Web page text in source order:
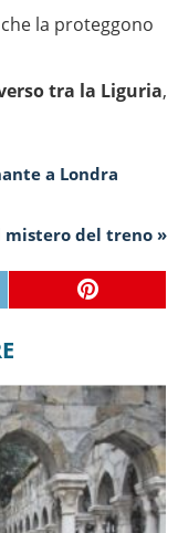
la proteggono
tra la Liguria,
a Londra
mistero del treno »